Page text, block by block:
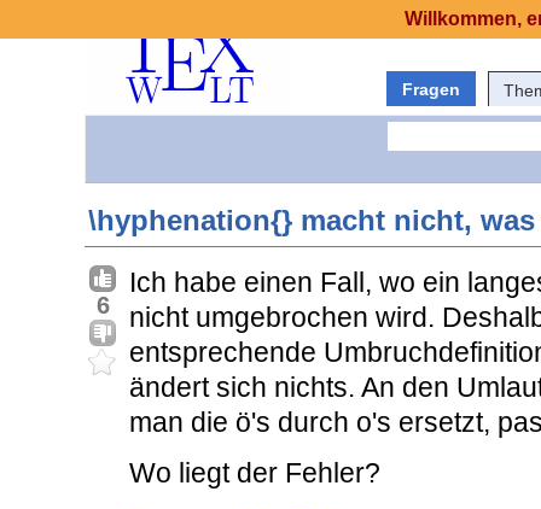
Fragen
\hyphenation{} macht nicht,
6
Ich habe einen Fall, wo ein
nicht umgebrochen wird.
entsprechende
ändert sich nichts. An den
man die ö's durch o's ersetzt,
Wo liegt der Fehler?
Willkommen,